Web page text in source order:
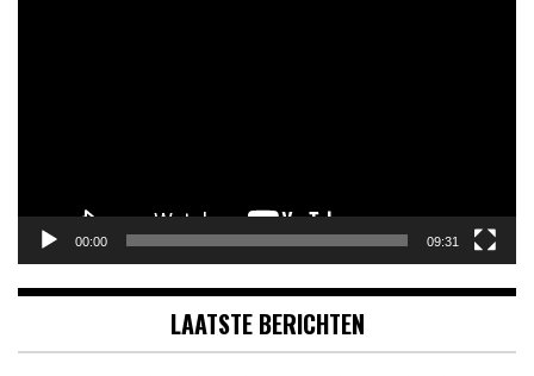
00:00 09:31
LAATSTE BERICHTEN